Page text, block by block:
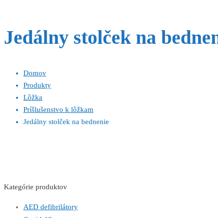
Jedálny stolček na
Domov
Produkty
Lôžka
Príšlušenstvo k lôžkam
Jedálny stolček na bednenie
Kategórie produktov
AED defibrilátory